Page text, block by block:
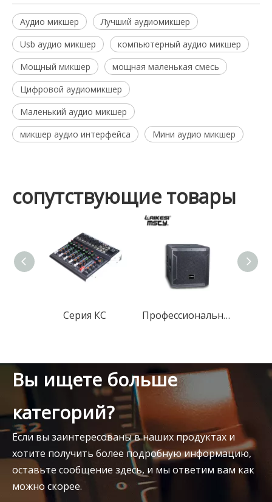
Аудио микшер
Лучший аудиомикшер
Usb аудио микшер
компьютерный аудио микшер
Мощный микшер
мощная маленькая смесь
Цифровой аудиомикшер
Маленький аудио микшер
микшер аудио интерфейса
Мини аудио микшер
сопутствующие товары
Серия КС Профессиональный 18-дюймовый сабвуфер, динамик Dj, басовый динамик, сабвуфер, 18 дюймов
Вы ищете больше
категорий?
Если вы заинтересованы в наших продуктах и
хотите получить более подробную информацию,
оставьте сообщение здесь, и мы ответим вам как
можно скорее.